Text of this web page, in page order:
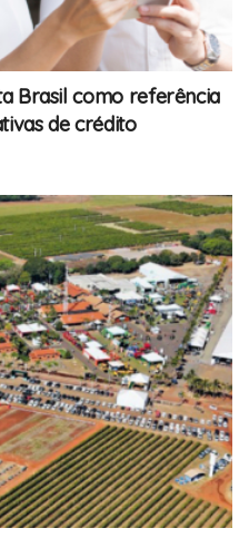
Brasil como referência
de crédito